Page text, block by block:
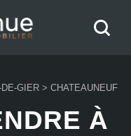
GIER > CHATEAUNEUF
À